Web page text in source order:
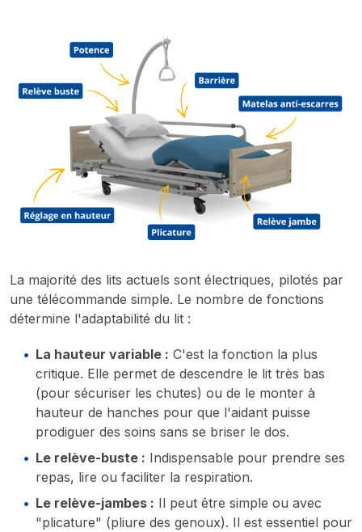
La majorité des lits actuels sont électriques, pilotés par
une télécommande simple. Le nombre de fonctions
détermine l'adaptabilité du lit :
La hauteur variable : C'est la fonction la plus
critique. Elle permet de descendre le lit très bas
(pour sécuriser les chutes) ou de le monter à
hauteur de hanches pour que l'aidant puisse
prodiguer des soins sans se briser le dos.
Le relève-buste : Indispensable pour prendre ses
repas, lire ou faciliter la respiration.
Le relève-jambes : Il peut être simple ou avec
"plicature" (pliure des genoux). Il est essentiel pour